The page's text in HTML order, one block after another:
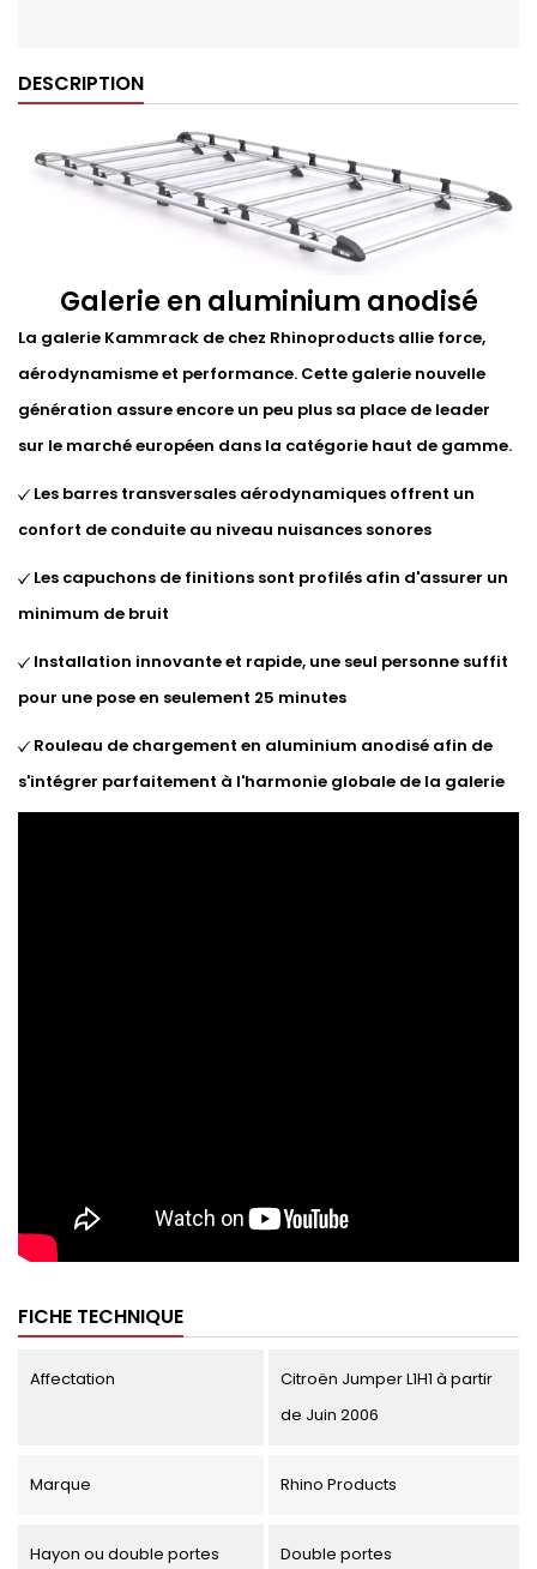
DESCRIPTION
Galerie en aluminium anodisé
La galerie Kammrack de chez Rhinoproducts allie force,
aérodynamisme et performance. Cette galerie nouvelle
génération assure encore un peu plus sa place de leader
sur le marché européen dans la catégorie haut de gamme.
Les barres transversales aérodynamiques offrent un
confort de conduite au niveau nuisances sonores
Les capuchons de finitions sont profilés afin d'assurer un
minimum de bruit
Installation innovante et rapide, une seul personne suffit
pour une pose en seulement 25 minutes
Rouleau de chargement en aluminium anodisé afin de
s'intégrer parfaitement à l'harmonie globale de la galerie
FICHE TECHNIQUE
Affectation
Citroën Jumper L1H1 à partir
de Juin 2006
Marque Rhino Products
Hayon ou double portes Double portes